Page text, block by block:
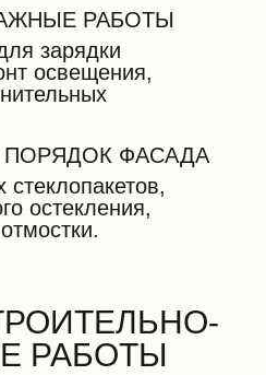
РАБОТЫ
зарядки
освещения,
ПОРЯДОК ФАСАДА
остекления,
РАБОТЫ